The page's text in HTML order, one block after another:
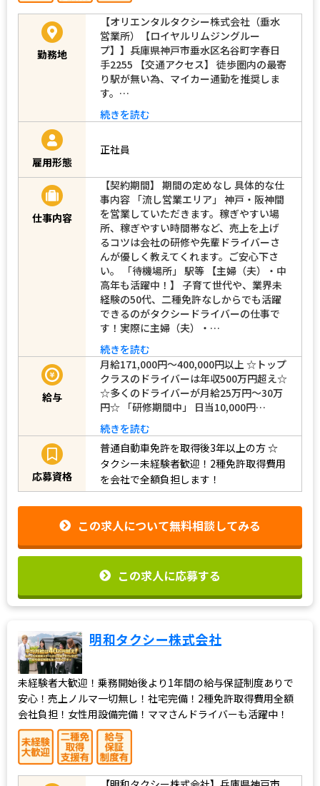
勤務地
【オリエンタルタクシー株式会社（垂水
営業所）【ロイヤルリムジングルー
プ】】兵庫県神戸市垂水区名谷町字春日
手2255 【交通アクセス】 徒歩圏内の最寄
り駅が無い為、マイカー通勤を推奨しま
す。…
続きを読む
雇用形態
正社員
仕事内容
【契約期間】 期間の定めなし 具体的な仕
事内容 「流し営業エリア」 神戸・阪神間
を営業していただきます。稼ぎやすい場
所、稼ぎやすい時間帯など、売上を上げ
るコツは会社の研修や先輩ドライバーさ
んが優しく教えてくれます。ご安心下さ
い。 「待機場所」 駅等 【主婦（夫）・中
高年も活躍中！】 子育て世代や、業界未
経験の50代、二種免許なしからでも活躍
できるのがタクシードライバーの仕事で
す！実際に主婦（夫）・…
続きを読む
給与
月給171,000円～400,000円以上 ☆トップ
クラスのドライバーは年収500万円超え☆
☆多くのドライバーが月給25万円～30万
円☆ 「研修期間中」 日当10,000円…
続きを読む
応募資格
普通自動車免許を取得後3年以上の方☆
タクシー未経験者歓迎！2種免許取得費用
を会社で全額負担します！
この求人について無料相談してみる
この求人に応募する
明和タクシー株式会社
未経験者大歓迎！乗務開始後より1年間の給与保証制度ありで
安心！売上ノルマ一切無し！社宅完備！2種免許取得費用全額
会社負担！女性用設備完備！ママさんドライバーも活躍中！